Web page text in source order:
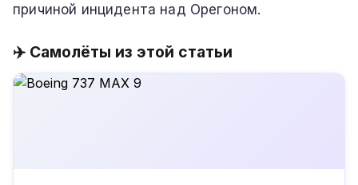
причиной инцидента над Орегоном.
✈️ Самолёты из этой статьи